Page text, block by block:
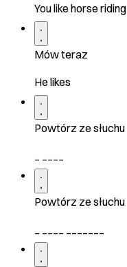
You like horse riding
Mów teraz
He likes
Powtórz ze słuchu
Powtórz ze słuchu